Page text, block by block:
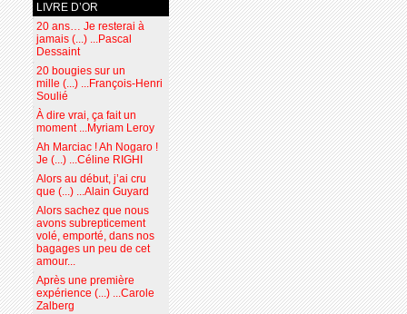
LIVRE D’OR
20 ans… Je resterai à
jamais (...) ...Pascal
Dessaint
20 bougies sur un
mille (...) ...François-Henri
Soulié
À dire vrai, ça fait un
moment ...Myriam Leroy
Ah Marciac ! Ah Nogaro !
Je (...) ...Céline RIGHI
Alors au début, j’ai cru
que (...) ...Alain Guyard
Alors sachez que nous
avons subrepticement
volé, emporté, dans nos
bagages un peu de cet
amour...
Après une première
expérience (...) ...Carole
Zalberg